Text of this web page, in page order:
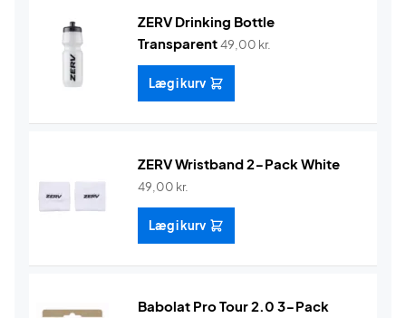
ZERV Drinking Bottle
Transparent49,00 kr.
Læg i kurv
ZERV Wristband 2-Pack White
49,00 kr.
Læg i kurv
Babolat Pro Tour 2.0 3-Pack